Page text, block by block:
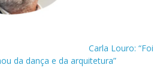
Carla Louro: “Foi
da dança e da arquitetura”